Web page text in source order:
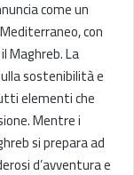
come un
con
Maghreb. La
sostenibilità e
elementi che
Mentre i
si prepara ad
d’avventura e